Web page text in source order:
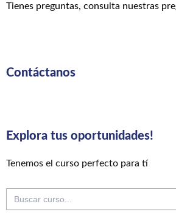
Tienes preguntas, consulta nuestras
Contáctanos
Explora tus oportunidades!
Tenemos el curso perfecto para tí
Buscar: